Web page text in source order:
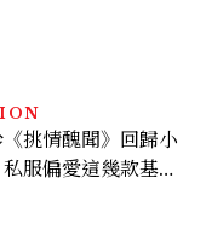
挑情醜聞》回歸小
服偏愛這幾款基礎